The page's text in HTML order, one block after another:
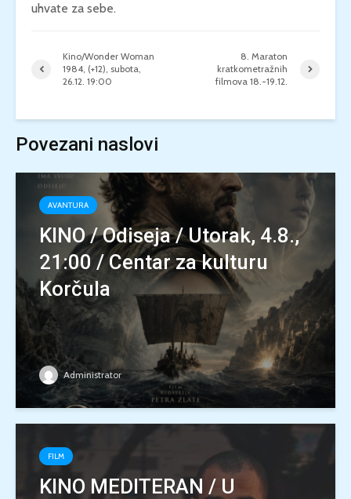
uhvate za sebe.
Kino/Wonder Woman
1984, (+12), subota,
26.12. 19:00
8. Maraton
kratkometražnih
filmova 18.-19.12.
Povezani naslovi
AVANTURA
KINO / Odiseja / Utorak, 4.8.,
21:00 / Centar za kulturu
Korčula
Administrator
FILM
KINO MEDITERAN / U